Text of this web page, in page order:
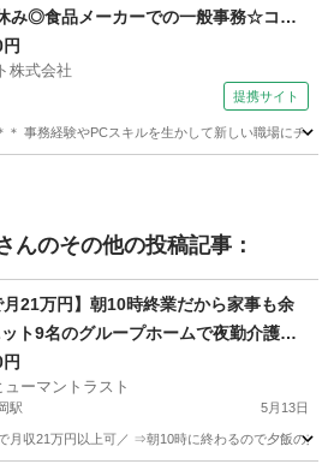
み◎食品メーカーでの一般事務☆コツ
簡単なPCデータ入力・電話応対など◎
通勤OK【社宅費補助あり】＜茨城県坂
株式会社
提携サイト
＊ 事務経験やPCスキルを生かして新しい職場にチ
んのその他の投稿記事：
月21万円】朝10時終業だから家事も余
ト9名のグループホームで夜勤介護ス
3609)
ーマントラスト
駅 5月13日
月収21万円以上可／ ⇒朝10時に終わるので夕飯の